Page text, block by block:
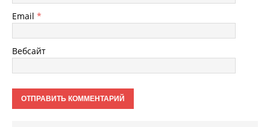
Email *
Вебсайт